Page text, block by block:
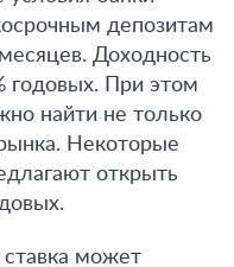
депозитам
Доходность
годовых. При этом
найти не только
Некоторые
открыть
может